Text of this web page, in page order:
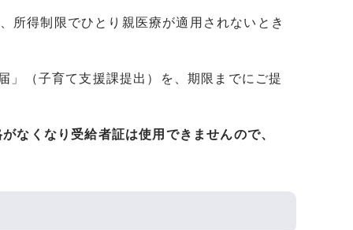
所得制限でひとり親医療が適用されないとき
」（子育て支援課提出）を、期限までにご提
なくなり受給者証は使用できませんので、